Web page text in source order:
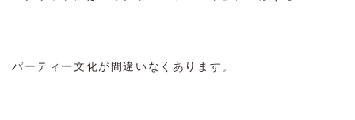
パーティー文化が間違いなくあります。